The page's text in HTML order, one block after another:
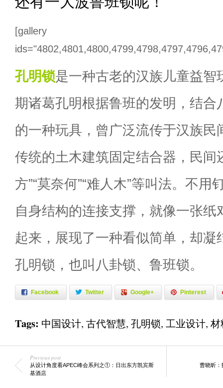
[gallery
孔明锁是一种古老的汉族儿童益智
期诸葛孔明根据鲁班的发明，结合
的一种玩具，曾广泛流传于汉族民
传统的土木建筑固定结合器，民间
方”“莫奈何”“难人木”等叫法。不
自身结构的连接支撑，就像一张纸
起来，展现了一种看似简单，却凝
孔明锁，也叫八卦锁、鲁班锁。
Facebook Twitter Google+ Pinterest
Tags: 中国设计, 古代智慧, 孔明锁, 工业设计, 材
Previous post
从设计角度看APEC峰会系列之①：日出东方凯宾斯
基酒店
曹晓昕：